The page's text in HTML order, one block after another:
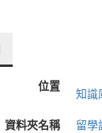
位置 知識
資料夾名稱
留學